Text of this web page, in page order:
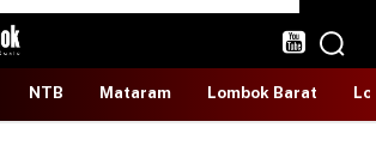
NTB Mataram Lombok Barat